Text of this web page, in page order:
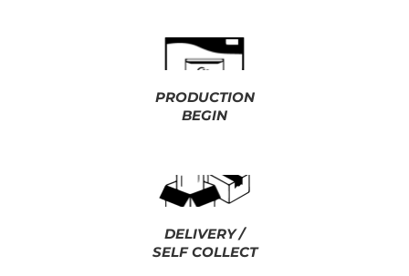
PRODUCTION
BEGIN
DELIVERY /
SELF COLLECT